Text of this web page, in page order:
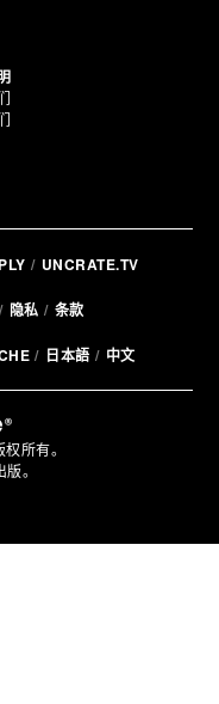
UNCRATE.TV
隐私 条款
日本語 中文
所有。
。